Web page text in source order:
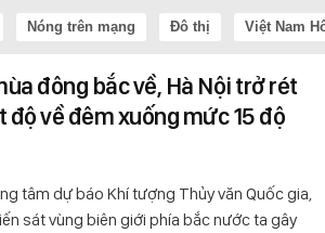
Nóng trên mạng Đô thị Việt Nam
đông bắc về, Hà Nội trở rét
về đêm xuống mức 15 độ
tâm dự báo Khí tượng Thủy văn Quốc gia,
sát vùng biên giới phía bắc nước ta gây